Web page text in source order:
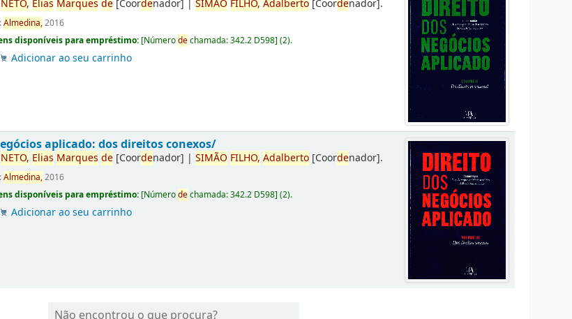
NETO, Elias Marques de [Coordenador] |SIMÃO FILHO, Adalberto [Coordenador].
Almedina,2016
disponíveis para empréstimo: [Númerodechamada:342.2 D598](2).
Adicionar ao seu carrinho
aplicado: dos direitos conexos/
NETO, Elias Marques de [Coordenador] |SIMÃO FILHO, Adalberto [Coordenador].
Almedina,2016
disponíveis para empréstimo: [Númerodechamada:342.2 D598](2).
Adicionar ao seu carrinho